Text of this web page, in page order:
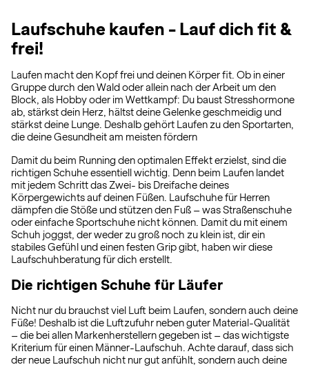
Laufschuhe kaufen - Lauf dich fit &
frei!
Laufen macht den Kopf frei und deinen Körper fit. Ob in einer
Gruppe durch den Wald oder allein nach der Arbeit um den
Block, als Hobby oder im Wettkampf: Du baust Stresshormone
ab, stärkst dein Herz, hältst deine Gelenke geschmeidig und
stärkst deine Lunge. Deshalb gehört Laufen zu den Sportarten,
die deine Gesundheit am meisten fördern
Damit du beim Running den optimalen Effekt erzielst, sind die
richtigen Schuhe essentiell wichtig. Denn beim Laufen landet
mit jedem Schritt das Zwei- bis Dreifache deines
Körpergewichts auf deinen Füßen. Laufschuhe für Herren
dämpfen die Stöße und stützen den Fuß – was Straßenschuhe
oder einfache Sportschuhe nicht können. Damit du mit einem
Schuh joggst, der weder zu groß noch zu klein ist, dir ein
stabiles Gefühl und einen festen Grip gibt, haben wir diese
Laufschuhberatung für dich erstellt.
Die richtigen Schuhe für Läufer
Nicht nur du brauchst viel Luft beim Laufen, sondern auch deine
Füße! Deshalb ist die Luftzufuhr neben guter Material-Qualität
– die bei allen Markenherstellern gegeben ist – das wichtigste
Kriterium für einen Männer-Laufschuh. Achte darauf, dass sich
der neue Laufschuh nicht nur gut anfühlt, sondern auch deine